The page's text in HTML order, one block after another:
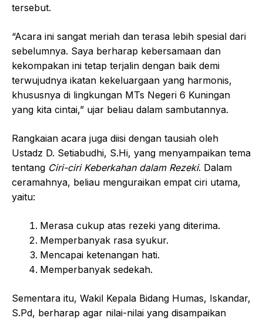
tersebut.
“Acara ini sangat meriah dan terasa lebih spesial dari
sebelumnya. Saya berharap kebersamaan dan
kekompakan ini tetap terjalin dengan baik demi
terwujudnya ikatan kekeluargaan yang harmonis,
khususnya di lingkungan MTs Negeri 6 Kuningan
yang kita cintai,” ujar beliau dalam sambutannya.
Rangkaian acara juga diisi dengan tausiah oleh
Ustadz D. Setiabudhi, S.Hi, yang menyampaikan tema
tentang Ciri-ciri Keberkahan dalam Rezeki. Dalam
ceramahnya, beliau menguraikan empat ciri utama,
yaitu:
Merasa cukup atas rezeki yang diterima.
Memperbanyak rasa syukur.
Mencapai ketenangan hati.
Memperbanyak sedekah.
Sementara itu, Wakil Kepala Bidang Humas, Iskandar,
S.Pd, berharap agar nilai-nilai yang disampaikan